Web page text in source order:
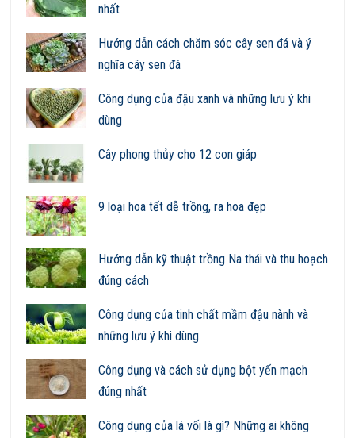
nhất
Hướng dẫn cách chăm sóc cây sen đá và ý
nghĩa cây sen đá
Công dụng của đậu xanh và những lưu ý khi
dùng
Cây phong thủy cho 12 con giáp
9 loại hoa tết dễ trồng, ra hoa đẹp
Hướng dẫn kỹ thuật trồng Na thái và thu hoạch
đúng cách
Công dụng của tinh chất mầm đậu nành và
những lưu ý khi dùng
Công dụng và cách sử dụng bột yến mạch
đúng nhất
Công dụng của lá vối là gì? Những ai không